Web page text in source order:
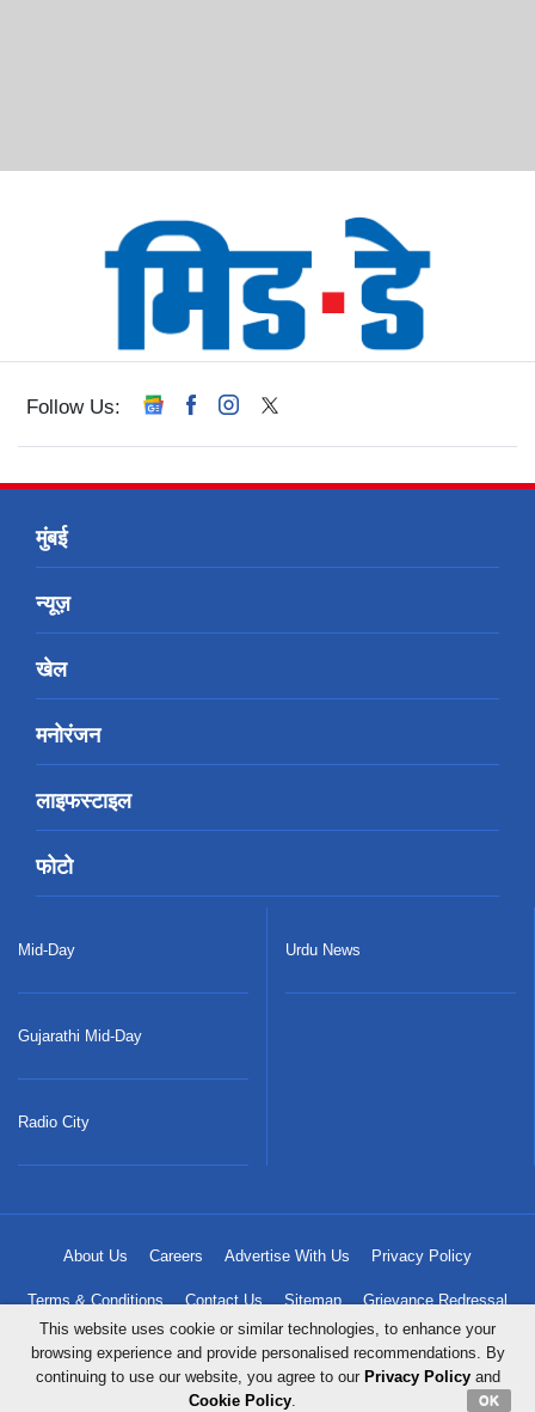
Follow Us:
मुंबई
न्यूज़
खेल
मनोरंजन
लाइफस्टाइल
फोटो
Mid-Day
Gujarathi Mid-Day
Radio City
Urdu News
About Us Careers Advertise With Us Privacy Policy
Terms & Conditions Contact Us Sitemap Grievance Redressal
Copyright © 2023 Mid-Day Infomedia Ltd. All Rights Reserved.
This website uses cookie or similar technologies, to enhance your
browsing experience and provide personalised recommendations. By
continuing to use our website, you agree to our Privacy Policyand
Cookie Policy. OK